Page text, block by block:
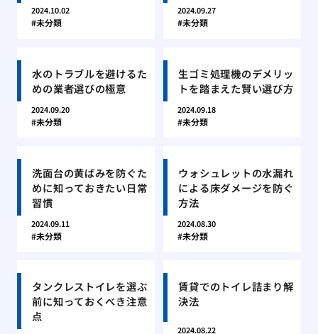
2024.10.02
未分類
2024.09.27
未分類
水のトラブルを避けるた
めの業者選びの極意
2024.09.20
未分類
生ゴミ処理機のデメリッ
トを踏まえた賢い選び方
2024.09.18
未分類
洗面台の黄ばみを防ぐた
めに知っておきたい日常
習慣
2024.09.11
未分類
ウォシュレットの水漏れ
による床ダメージを防ぐ
方法
2024.08.30
未分類
タンクレストイレを選ぶ
前に知っておくべき注意
点
賃貸でのトイレ詰まり解
決法
2024.08.22